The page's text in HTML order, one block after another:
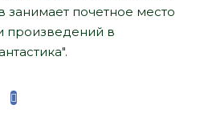
почетное место
произведений в